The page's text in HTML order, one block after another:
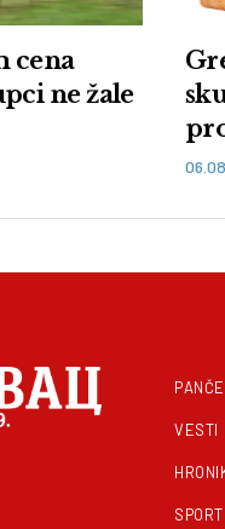
cena
ne žale
VESTI
SPORT